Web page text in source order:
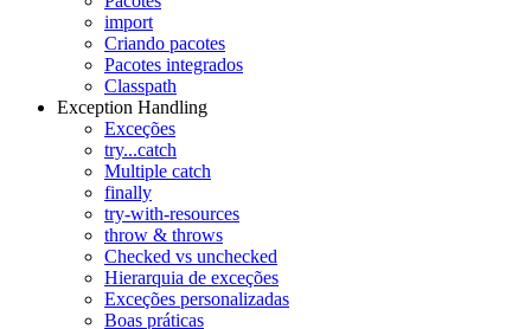
import
Criando pacotes
Pacotes integrados
Classpath
Exception Handling
Exceções
try...catch
Multiple catch
finally
try-with-resources
throw & throws
Checked vs unchecked
Hierarquia de exceções
Exceções personalizadas
Boas práticas